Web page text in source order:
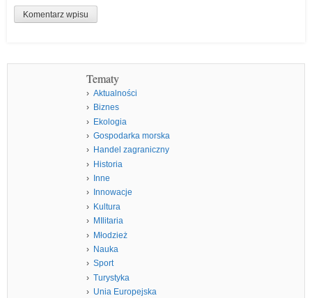
Tematy
Aktualności
Biznes
Ekologia
Gospodarka morska
Handel zagraniczny
Historia
Inne
Innowacje
Kultura
MIlitaria
Młodzież
Nauka
Sport
Turystyka
Unia Europejska